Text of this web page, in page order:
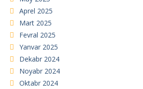
Aprel 2025
Mart 2025
Fevral 2025
Yanvar 2025
Dekabr 2024
Noyabr 2024
Oktabr 2024